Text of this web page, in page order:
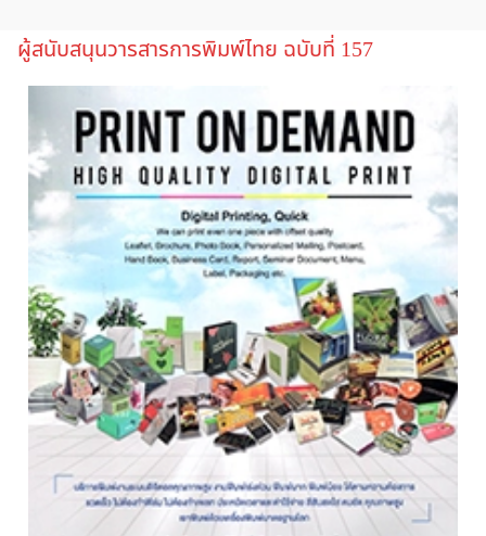
ผู้สนับสนุนวารสารการพิมพ์ไทย ฉบับที่ 157